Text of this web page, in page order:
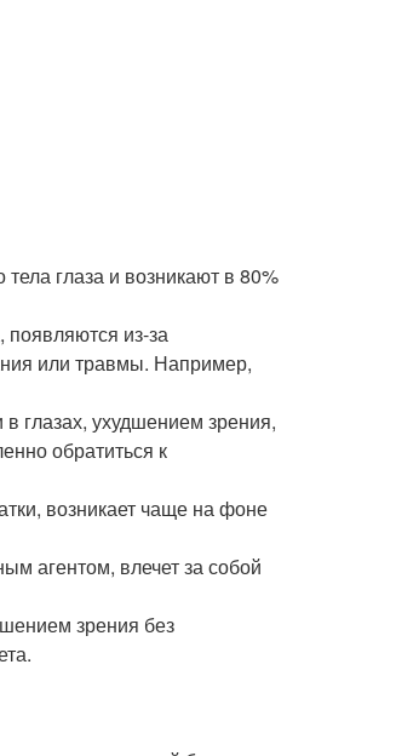
глаза и возникают в 80%
появляются из-за
или травмы. Например,
глазах, ухудшением зрения,
обратиться к
возникает чаще на фоне
агентом, влечет за собой
зрения без